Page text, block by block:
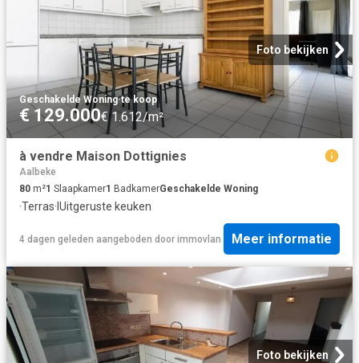
Foto bekijken
Geschakelde Woning·te koop
€ 129.000€ 1.612/m²
à vendre Maison Dottignies
Aalbeke
80 m²1 Slaapkamer1 BadkamerGeschakelde Woning
·Terras· IUitgeruste keuken
4 dagen geleden aangeboden door immovlan Meer informatie
Foto bekijken